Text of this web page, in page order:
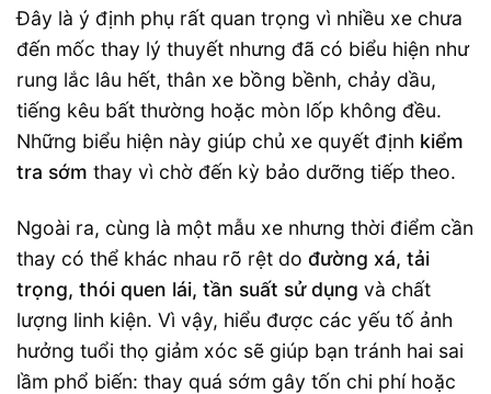
Đây là ý định phụ rất quan trọng vì nhiều xe chưa
đến mốc thay lý thuyết nhưng đã có biểu hiện như
rung lắc lâu hết, thân xe bồng bềnh, chảy dầu,
tiếng kêu bất thường hoặc mòn lốp không đều.
Những biểu hiện này giúp chủ xe quyết định kiểm
tra sớm thay vì chờ đến kỳ bảo dưỡng tiếp theo.
Ngoài ra, cùng là một mẫu xe nhưng thời điểm cần
thay có thể khác nhau rõ rệt do đường xá, tải
trọng, thói quen lái, tần suất sử dụng và chất
lượng linh kiện. Vì vậy, hiểu được các yếu tố ảnh
hưởng tuổi thọ giảm xóc sẽ giúp bạn tránh hai sai
lầm phổ biến: thay quá sớm gây tốn chi phí hoặc